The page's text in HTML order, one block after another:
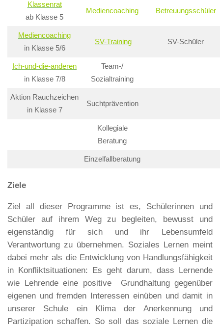
Klassenrat
ab Klasse 5
Mediencoaching Betreuungsschüler
Mediencoaching
in Klasse 5/6
SV-Training SV-Schüler
Ich-und-die-anderen
in Klasse 7/8
Team-/
Sozialtraining
Aktion Rauchzeichen
in Klasse 7
Suchtprävention
Kollegiale
Beratung
Einzelfallberatung
Ziele
Ziel all dieser Programme ist es, Schülerinnen und
Schüler auf ihrem Weg zu begleiten, bewusst und
eigenständig für sich und ihr Lebensumfeld
Verantwortung zu übernehmen. Soziales Lernen meint
dabei mehr als die Entwicklung von Handlungsfähigkeit
in Konfliktsituationen: Es geht darum, dass Lernende
wie Lehrende eine positive Grundhaltung gegenüber
eigenen und fremden Interessen einüben und damit in
unserer Schule ein Klima der Anerkennung und
Partizipation schaffen. So soll das soziale Lernen die